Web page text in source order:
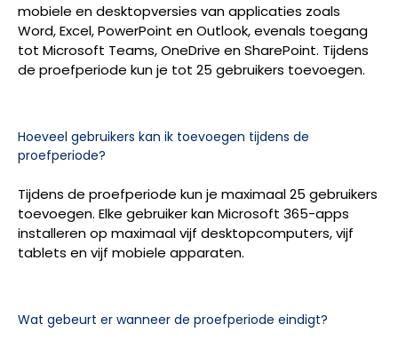
mobiele en desktopversies van applicaties zoals
Word, Excel, PowerPoint en Outlook, evenals toegang
tot Microsoft Teams, OneDrive en SharePoint. Tijdens
de proefperiode kun je tot 25 gebruikers toevoegen.
Hoeveel gebruikers kan ik toevoegen tijdens de
proefperiode?
Tijdens de proefperiode kun je maximaal 25 gebruikers
toevoegen. Elke gebruiker kan Microsoft 365-apps
installeren op maximaal vijf desktopcomputers, vijf
tablets en vijf mobiele apparaten.
Wat gebeurt er wanneer de proefperiode eindigt?